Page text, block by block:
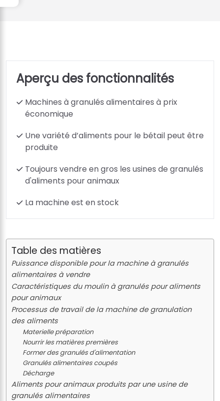
Aperçu des fonctionnalités
Machines à granulés alimentaires à prix
économique
Une variété d’aliments pour le bétail peut être
produite
Toujours vendre en gros les usines de granulés
d'aliments pour animaux
La machine est en stock
Table des matières
Puissance disponible pour la machine à granulés
alimentaires à vendre
Caractéristiques du moulin à granulés pour aliments
pour animaux
Processus de travail de la machine de granulation
des aliments
Materielle préparation
Nourrir les matières premières
Former des granulés d'alimentation
Granulés alimentaires coupés
Décharge
Aliments pour animaux produits par une usine de
granulés alimentaires